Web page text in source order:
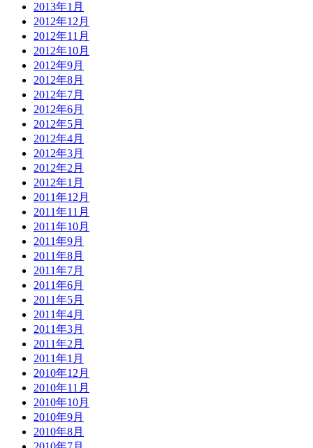
2013年1月
2012年12月
2012年11月
2012年10月
2012年9月
2012年8月
2012年7月
2012年6月
2012年5月
2012年4月
2012年3月
2012年2月
2012年1月
2011年12月
2011年11月
2011年10月
2011年9月
2011年8月
2011年7月
2011年6月
2011年5月
2011年4月
2011年3月
2011年2月
2011年1月
2010年12月
2010年11月
2010年10月
2010年9月
2010年8月